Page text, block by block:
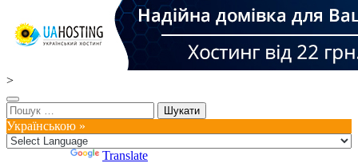
>
Пошук:
Українською »
Translate